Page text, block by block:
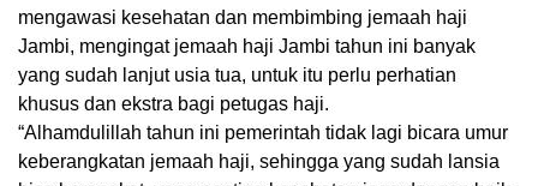
mengawasi kesehatan dan membimbing jemaah haji
Jambi, mengingat jemaah haji Jambi tahun ini banyak
yang sudah lanjut usia tua, untuk itu perlu perhatian
khusus dan ekstra bagi petugas haji.
“Alhamdulillah tahun ini pemerintah tidak lagi bicara umur
keberangkatan jemaah haji, sehingga yang sudah lansia